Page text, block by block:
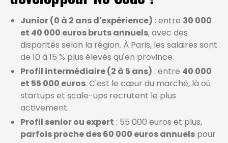
Junior (0 à 2 ans d'expérience) : entre 30 000
et 40 000 euros bruts annuels, avec des
disparités selon la région. À Paris, les salaires sont
de 10 à 15 % plus élevés qu'en province.
Profil intermédiaire (2 à 5 ans) : entre 40 000
et 55 000 euros. C'est le cœur du marché, là où
startups et scale-ups recrutent le plus
activement.
Profil senior ou expert : 55 000 euros et plus,
parfois proche des 60 000 euros annuels pour